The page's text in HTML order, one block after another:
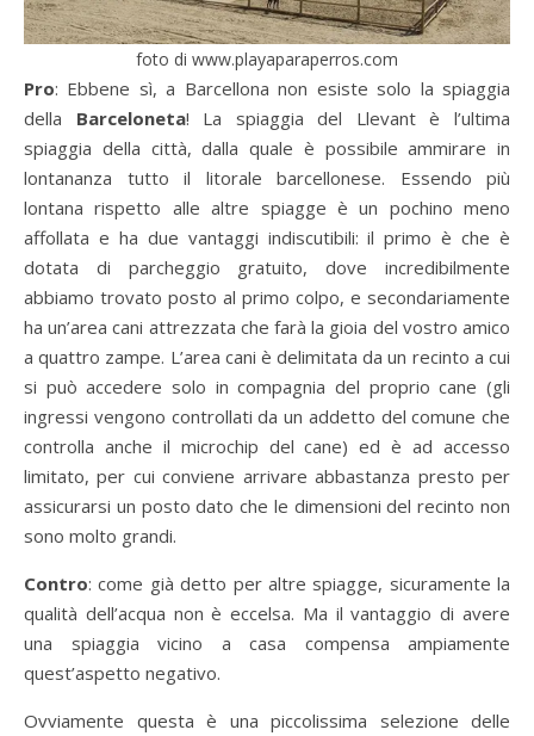
foto di www.playaparaperros.com
Pro: Ebbene sì, a Barcellona non esiste solo la spiaggia
della Barceloneta! La spiaggia del Llevant è l’ultima
spiaggia della città, dalla quale è possibile ammirare in
lontananza tutto il litorale barcellonese. Essendo più
lontana rispetto alle altre spiagge è un pochino meno
affollata e ha due vantaggi indiscutibili: il primo è che è
dotata di parcheggio gratuito, dove incredibilmente
abbiamo trovato posto al primo colpo, e secondariamente
ha un’area cani attrezzata che farà la gioia del vostro amico
a quattro zampe. L’area cani è delimitata da un recinto a cui
si può accedere solo in compagnia del proprio cane (gli
ingressi vengono controllati da un addetto del comune che
controlla anche il microchip del cane) ed è ad accesso
limitato, per cui conviene arrivare abbastanza presto per
assicurarsi un posto dato che le dimensioni del recinto non
sono molto grandi.
Contro: come già detto per altre spiagge, sicuramente la
qualità dell’acqua non è eccelsa. Ma il vantaggio di avere
una spiaggia vicino a casa compensa ampiamente
quest’aspetto negativo.
Ovviamente questa è una piccolissima selezione delle